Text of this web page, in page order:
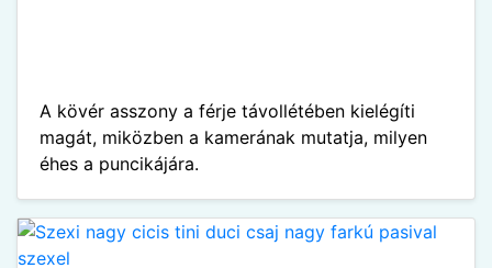
A kövér asszony a férje távollétében kielégíti
magát, miközben a kamerának mutatja, milyen
éhes a puncikájára.